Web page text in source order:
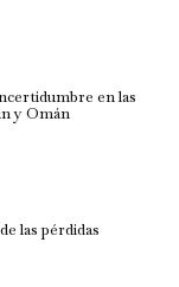
en las
y Omán
las pérdidas